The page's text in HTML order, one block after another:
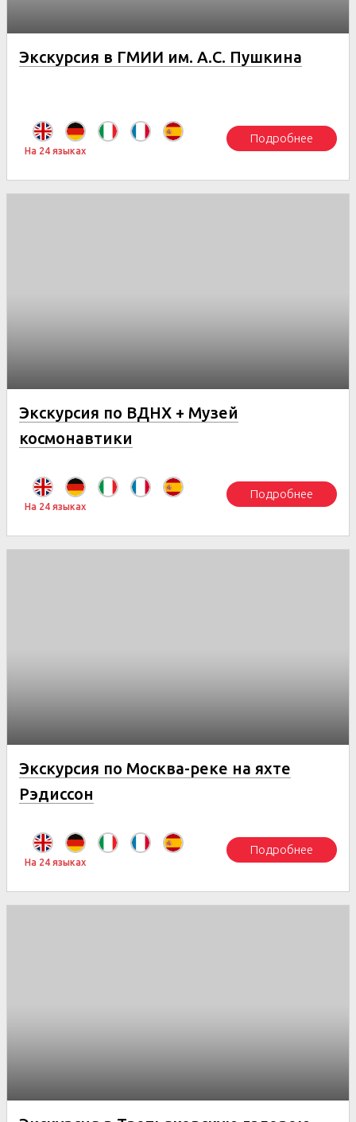
Экскурсия в ГМИИ им. А.С. Пушкина
На 24 языках
Подробнее
Экскурсия по ВДНХ + Музей
космонавтики
На 24 языках
Подробнее
Экскурсия по Москва-реке на яхте
Рэдиссон
На 24 языках
Подробнее